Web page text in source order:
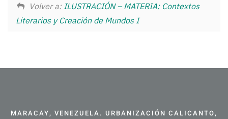
Volver a: ILUSTRACIÓN – MATERIA: Contextos
Literarios y Creación de Mundos I
MARACAY, VENEZUELA. URBANIZACIÓN CALICANTO,